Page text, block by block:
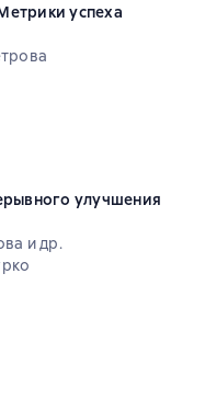
успеха
0 на основе 0 оценок
улучшения
и др.
5 на основе 12 оценок